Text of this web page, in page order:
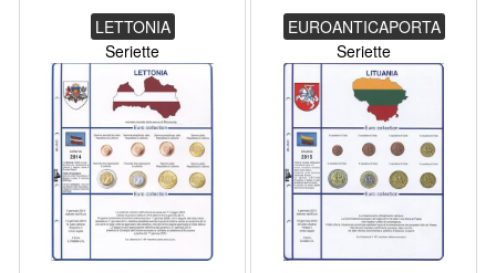
LETTONIA
Seriette
EUROANTICAPORTA
Seriette